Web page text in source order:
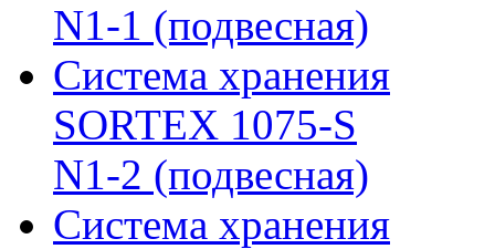
N1-1 (подвесная)
Система хранения
SORTEX 1075-S
N1-2 (подвесная)
Система хранения